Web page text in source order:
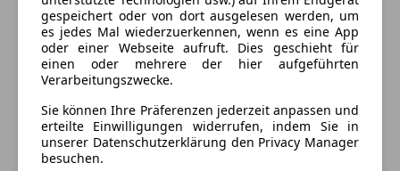
gespeichert oder von dort ausgelesen werden, um
es jedes Mal wiederzuerkennen, wenn es eine App
oder einer Webseite aufruft. Dies geschieht für
einen oder mehrere der hier aufgeführten
Verarbeitungszwecke.
Sie können Ihre Präferenzen jederzeit anpassen und
erteilte Einwilligungen widerrufen, indem Sie in
unserer Datenschutzerklärung den Privacy Manager
besuchen.